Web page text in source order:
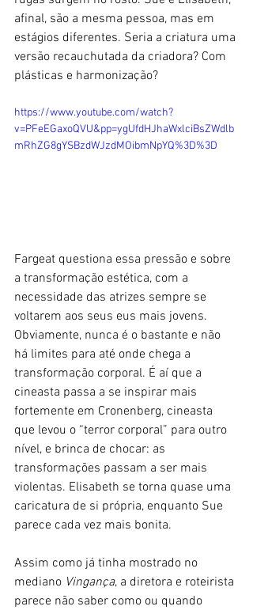
afinal, são a mesma pessoa, mas em
estágios diferentes. Seria a criatura uma
versão recauchutada da criadora? Com
plásticas e harmonização?
https://www.youtube.com/watch?
v=PFeEGaxoQVU&pp=ygUfdHJhaWxlciBsZWdlb
mRhZG8gYSBzdWJzdMOibmNpYQ%3D%3D
Fargeat questiona essa pressão e sobre
a transformação estética, com a
necessidade das atrizes sempre se
voltarem aos seus eus mais jovens.
Obviamente, nunca é o bastante e não
há limites para até onde chega a
transformação corporal. É aí que a
cineasta passa a se inspirar mais
fortemente em Cronenberg, cineasta
que levou o “terror corporal” para outro
nível, e brinca de chocar: as
transformações passam a ser mais
violentas. Elisabeth se torna quase uma
caricatura de si própria, enquanto Sue
parece cada vez mais bonita.
Assim como já tinha mostrado no
mediano Vingança, a diretora e roteirista
parece não saber como ou quando